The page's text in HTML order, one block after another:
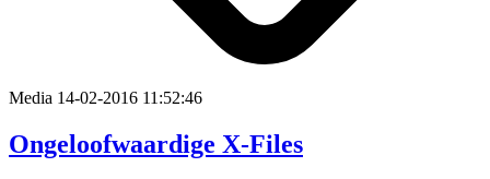
Media 14-02-2016 11:52:46
Ongeloofwaardige X-Files